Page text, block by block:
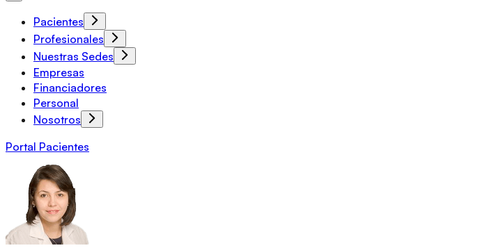
Pacientes
Profesionales
Nuestras Sedes
Empresas
Financiadores
Personal
Nosotros
Portal Pacientes